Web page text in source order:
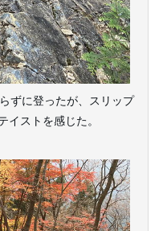
ずに登ったが、スリップ
イストを感じた。